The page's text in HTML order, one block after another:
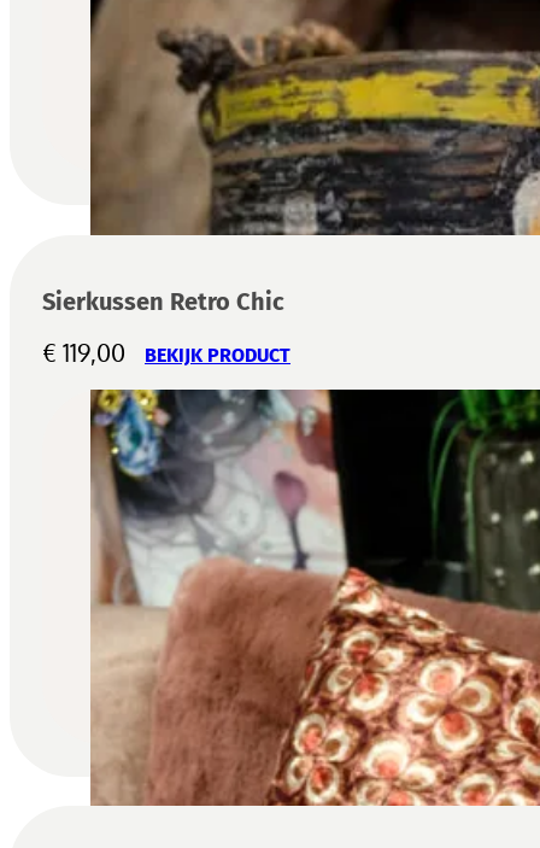
Sierkussen Retro Chic
€ 119,00 BEKIJK PRODUCT